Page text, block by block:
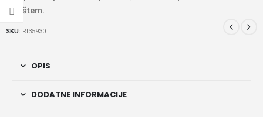
kućištem.
SKU: RI35930
OPIS
DODATNE INFORMACIJE